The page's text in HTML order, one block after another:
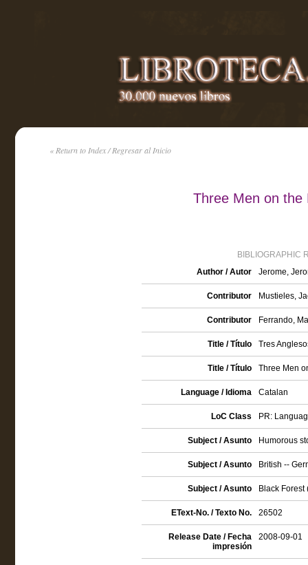
« Return to Index / Regresar al Inicio
Three Men on the
BIBLIOGRAPHIC
Author / Autor
Jerome,
Contributor Mustieles,
Contributor Ferrando,
Title / Título Tres
Title / Título Three Men
Language / Idioma Catalan
LoC Class PR:
Subject / Asunto Humorous
Subject / Asunto British --
Subject / Asunto Black Forest
EText-No. / Texto No. 26502
Release Date / Fecha
impresión
2008-09-01